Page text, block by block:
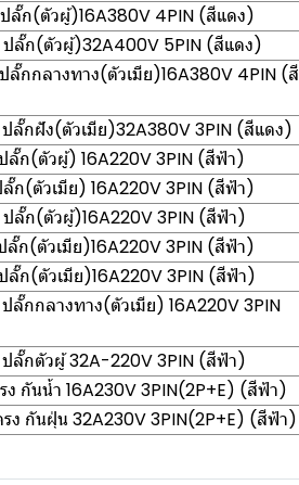
ลั๊ก(ตัวผู้)16A380V 4PIN (สีแดง)
ลั๊ก(ตัวผู้)32A400V 5PIN (สีแดง)
ลั๊กกลางทาง(ตัวเมีย)16A380V 4PIN (สี
ลั๊กฝัง(ตัวเมีย)32A380V 3PIN (สีแดง)
ลั๊ก(ตัวผู้) 16A220V 3PIN (สีฟ้า)
ก(ตัวเมีย) 16A220V 3PIN (สีฟ้า)
ปลั๊ก(ตัวผู้)16A220V 3PIN (สีฟ้า)
ลั๊ก(ตัวเมีย)16A220V 3PIN (สีฟ้า)
ลั๊ก(ตัวเมีย)16A220V 3PIN (สีฟ้า)
ลั๊กกลางทาง(ตัวเมีย) 16A220V 3PIN
ลั๊กตัวผู้ 32A-220V 3PIN (สีฟ้า)
ง กันน้ำ 16A230V 3PIN(2P+E) (สีฟ้า)
ง กันฝุ่น 32A230V 3PIN(2P+E) (สีฟ้า)